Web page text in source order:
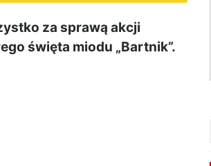
za sprawą akcji
święta miodu „Bartnik”.